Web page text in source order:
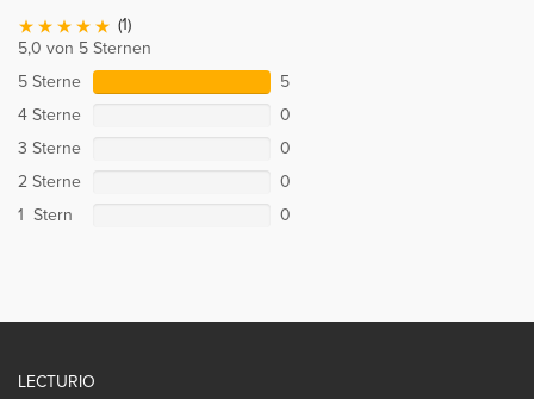
(1)
5,0 von 5 Sternen
5 Sterne
5
4 Sterne
0
3 Sterne
0
2 Sterne
0
1 Stern
0
LECTURIO